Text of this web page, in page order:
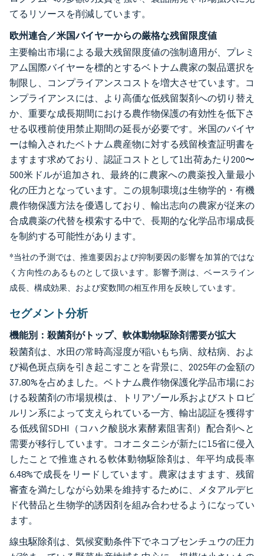
てるリソースを削減しています。
欧州連合／米国バイヤーからの厳格な残留限度値
主要輸出市場による最大残留限度値の強制適用が、プレミ
アム国際バイヤーを標的とするベトナム農家の製品選択を
制限し、コンプライアンスコストを増大させています。コ
ンプライアンスには、より高価な低残留製剤への切り替え
か、重要な成長期間における農作物保護の有効性を低下さ
せる収穫前使用禁止期間の延長が必要です。米国のバイヤ
ーは輸入されたベトナム農産物に対する残留検査証明書を
ますます求めており、認証コストとして1出荷あたり200〜
500米ドルが追加され、最終的に農家への農薬投入量最小
化の圧力となっています。この規制環境は生物学的・有機
農作物保護方法を優遇しており、輸出志向の農家が従来の
合成農薬の代替を模索する中で、長期的な化学品市場成長
を制約する可能性があります。
*当社の予測では、推進要因および抑制要因の影響を加算的ではな
く方向性のあるものとして扱います。影響予測は、ベースライン
成長、構成効果、および変数間の相互作用を反映しています。
セグメント分析
機能別：殺菌剤がトップ、軟体動物駆除剤需要が拡大
殺菌剤は、水田の常時高湿度が稲いもち病、紋枯病、およ
び褐色斑点病を引き起こすことを背景に、2025年の金額の
37.80%を占めました。ベトナム農作物保護化学品市場にお
ける殺菌剤の市場規模は、トリアゾール系およびストロビ
ルリン系によって支えられている一方、輸出認証を獲得す
る低残留SDHI（コハク酸脱水素酵素阻害剤）配合剤へと
需要が移行しています。コオニタニシが新たに15省に侵入
したことで推進される軟体動物駆除剤は、年平均成長率
6.48%で成長をリードしています。農家はますます、残留
審査を満たしながら効果を維持するために、メタアルデヒ
ド代替品と生物学的誘因剤を組み合わせるようになってい
ます。
線虫駆除剤は、気候変動条件下でネコブセンチュウの圧力